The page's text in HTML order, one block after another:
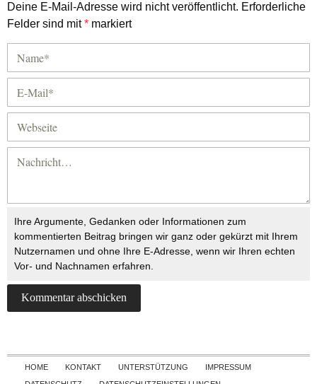
Deine E-Mail-Adresse wird nicht veröffentlicht. Erforderliche
Felder sind mit* markiert
Ihre Argumente, Gedanken oder Informationen zum
kommentierten Beitrag bringen wir ganz oder gekürzt mit Ihrem
Nutzernamen und ohne Ihre E-Adresse, wenn wir Ihren echten
Vor- und Nachnamen erfahren.
Skip to content
HOME KONTAKT UNTERSTÜTZUNG
IMPRESSUM